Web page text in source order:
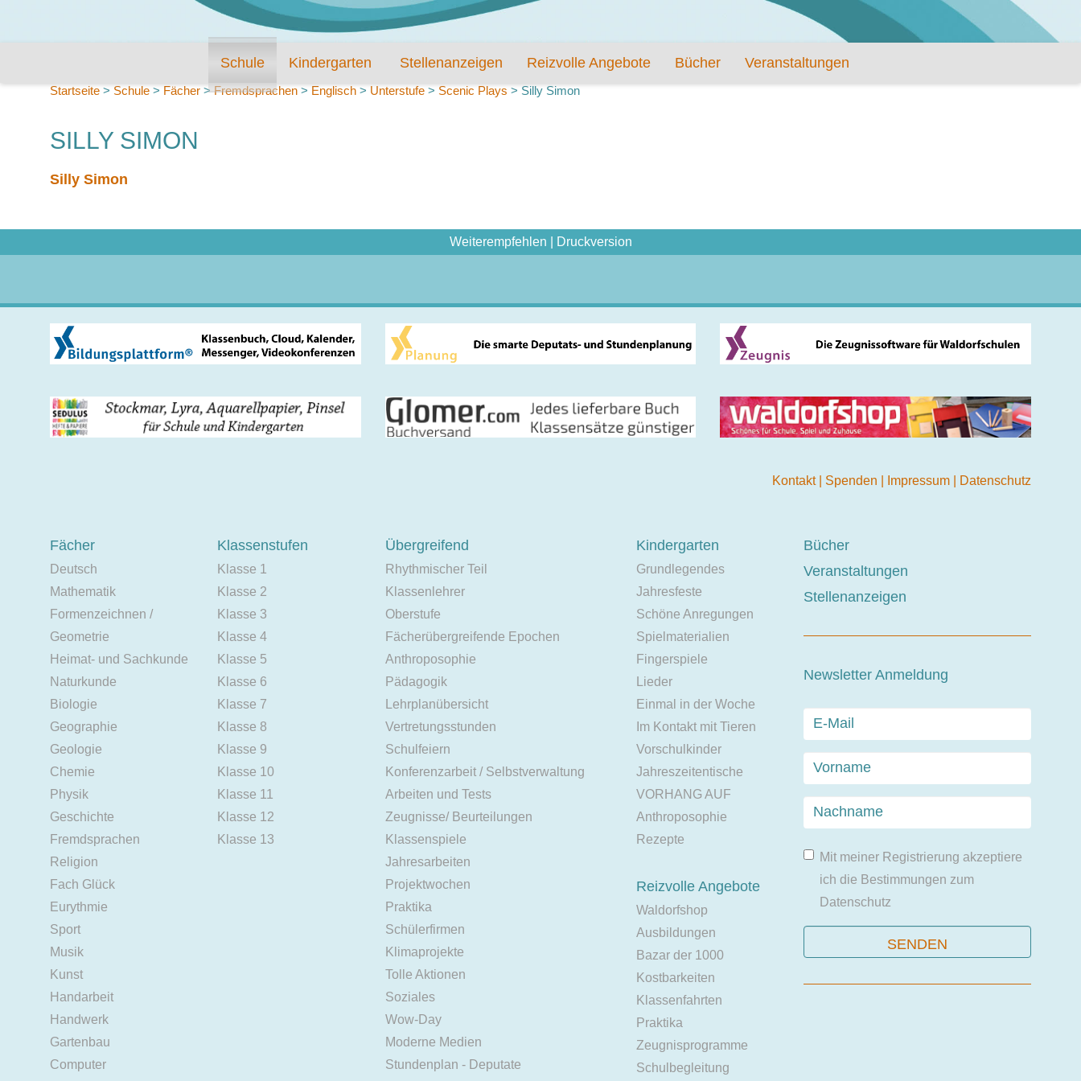
Schule Kindergarten Stellenanzeigen Reizvolle Angebote Bücher Veranstaltungen
Startseite > Schule > Fächer >Fremdsprachen > Englisch > Unterstufe > Scenic Plays > Silly Simon
SILLY SIMON
Silly Simon
Weiterempfehlen Druckversion
Kontakt Spenden Impressum Datenschutz
Fächer
Deutsch
Mathematik
Formenzeichnen /
Geometrie
Heimat- und Sachkunde
Naturkunde
Biologie
Geographie
Geologie
Chemie
Physik
Geschichte
Fremdsprachen
Religion
Fach Glück
Eurythmie
Sport
Musik
Kunst
Handarbeit
Handwerk
Gartenbau
Computer
Klassenstufen
Klasse 1
Klasse 2
Klasse 3
Klasse 4
Klasse 5
Klasse 6
Klasse 7
Klasse 8
Klasse 9
Klasse 10
Klasse 11
Klasse 12
Klasse 13
Übergreifend
Rhythmischer Teil
Klassenlehrer
Oberstufe
Fächerübergreifende Epochen
Anthroposophie
Pädagogik
Lehrplanübersicht
Vertretungsstunden
Schulfeiern
Konferenzarbeit / Selbstverwaltung
Arbeiten und Tests
Zeugnisse/ Beurteilungen
Klassenspiele
Jahresarbeiten
Projektwochen
Praktika
Schülerfirmen
Klimaprojekte
Tolle Aktionen
Soziales
Wow-Day
Moderne Medien
Stundenplan - Deputate
Kindergarten
Grundlegendes
Jahresfeste
Schöne Anregungen
Spielmaterialien
Fingerspiele
Lieder
Einmal in der Woche
Im Kontakt mit Tieren
Vorschulkinder
Jahreszeitentische
VORHANG AUF
Anthroposophie
Rezepte
Reizvolle Angebote
Waldorfshop
Ausbildungen
Bazar der 1000
Kostbarkeiten
Klassenfahrten
Praktika
Zeugnisprogramme
Schulbegleitung
Bücher
Veranstaltungen
Stellenanzeigen
Newsletter Anmeldung
Mit meiner Registrierung akzeptiere
ich die Bestimmungen zum
Datenschutz